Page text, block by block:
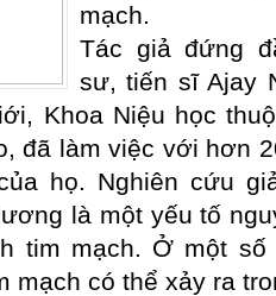
mạch.
Tác giả đứng
sư, tiến sĩ Ajay
Khoa Niệu học
đã làm việc với hơn
họ. Nghiên cứu
là một yếu tố
tim mạch. Ở một
mạch có thể xảy ra